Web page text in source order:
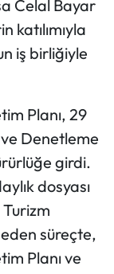
Celal Bayar
katılımıyla
iş birliğiyle
Planı, 29
Denetleme
girdi.
dosyası
süreçte,
Planı ve